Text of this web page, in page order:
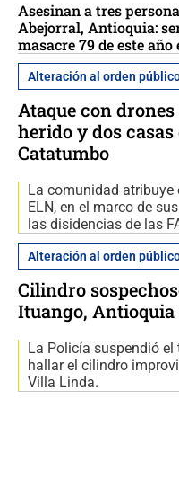
Asesinan a tres
Abejorral, Antioquia:
masacre 79 de este año
Alteración al orden
Ataque con
herido y dos
Catatumbo
La comunidad atribuye
ELN, en el marco de
las disidencias de las
Alteración al orden
Cilindro
Ituango, Antioquia
La Policía suspendió
hallar el cilindro
Villa Linda.